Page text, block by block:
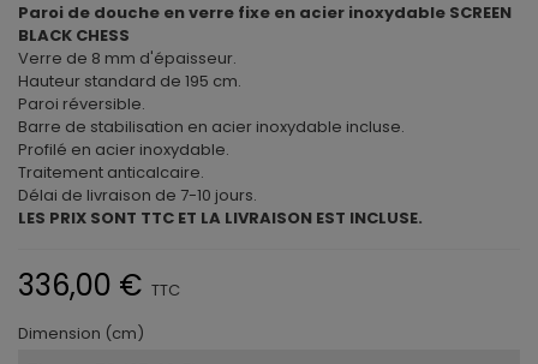
Paroi de douche en verre fixe en acier inoxydable SCREEN
BLACK CHESS
Verre de 8 mm d'épaisseur.
Hauteur standard de 195 cm.
Paroi réversible.
Barre de stabilisation en acier inoxydable incluse.
Profilé en acier inoxydable.
Traitement anticalcaire.
Délai de livraison de 7-10 jours.
LES PRIX SONT TTC ET LA LIVRAISON EST INCLUSE.
336,00 € TTC
Dimension (cm)